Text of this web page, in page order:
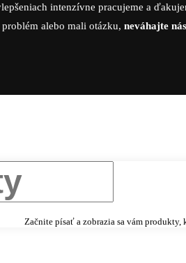
intenzívne pracujeme a
alebo mali otázku, neváhajte
Začnite písať a zobrazia sa vám produkty,